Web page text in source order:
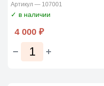
Артикул — 107001
✓ в наличии
4 000 ₽